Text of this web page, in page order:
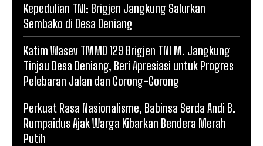
Kepedulian TNI: Brigjen Jangkung Salurkan
Sembako di Desa Deniang
Katim Wasev TMMD 129 Brigjen TNI M. Jangkung
Tinjau Desa Deniang, Beri Apresiasi untuk Progres
Pelebaran Jalan dan Gorong-Gorong
Perkuat Rasa Nasionalisme, Babinsa Serda Andi B.
Rumpaidus Ajak Warga Kibarkan Bendera Merah
Putih